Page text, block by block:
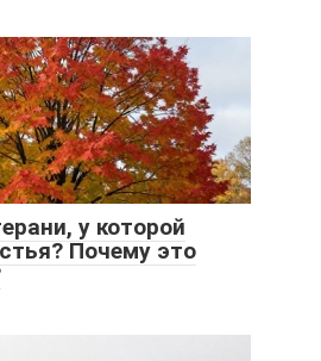
у которой
Почему это